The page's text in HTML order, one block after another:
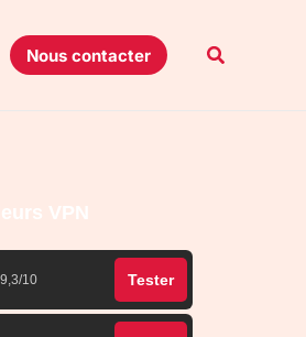
Nous contacter
VPN
9,3/10 Tester